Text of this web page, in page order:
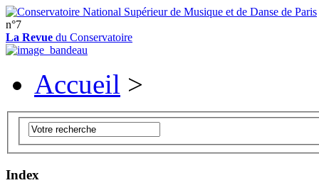
n°7
La Revue du Conservatoire
Accueil >
Index